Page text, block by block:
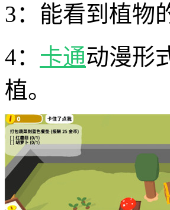
3：能看到植物
4： 卡通动漫形
植。